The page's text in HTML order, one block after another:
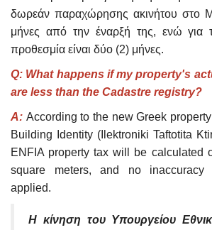
δωρεάν παραχώρησης ακινήτου στο
μήνες από την έναρξή της, ενώ για
προθεσμία είναι δύο (2) μήνες.
Q: What happens if my property's
are less than the Cadastre registry?
A: According to the new Greek
Building Identity (Ilektroniki Taftotita
ENFIA property tax will be calculated
square meters, and no
applied.
Η κίνηση του Υπουργείου